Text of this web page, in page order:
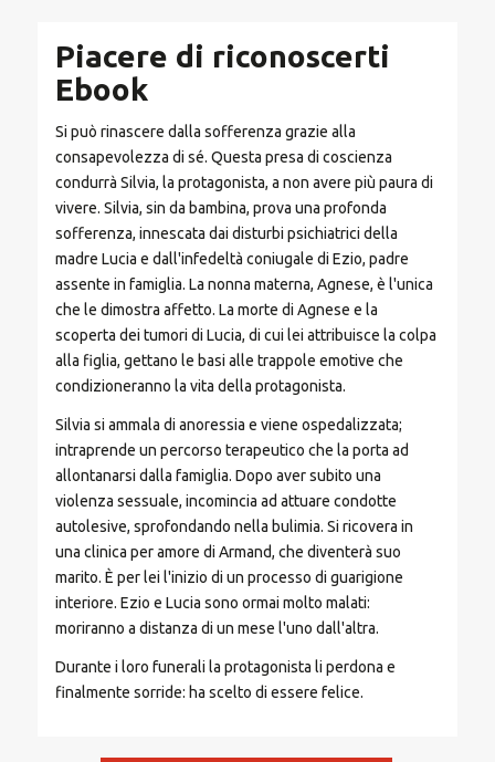
Piacere di riconoscerti
Ebook
Si può rinascere dalla sofferenza grazie alla
consapevolezza di sé. Questa presa di coscienza
condurrà Silvia, la protagonista, a non avere più paura di
vivere. Silvia, sin da bambina, prova una profonda
sofferenza, innescata dai disturbi psichiatrici della
madre Lucia e dall'infedeltà coniugale di Ezio, padre
assente in famiglia. La nonna materna, Agnese, è l'unica
che le dimostra affetto. La morte di Agnese e la
scoperta dei tumori di Lucia, di cui lei attribuisce la colpa
alla figlia, gettano le basi alle trappole emotive che
condizioneranno la vita della protagonista.
Silvia si ammala di anoressia e viene ospedalizzata;
intraprende un percorso terapeutico che la porta ad
allontanarsi dalla famiglia. Dopo aver subito una
violenza sessuale, incomincia ad attuare condotte
autolesive, sprofondando nella bulimia. Si ricovera in
una clinica per amore di Armand, che diventerà suo
marito. È per lei l'inizio di un processo di guarigione
interiore. Ezio e Lucia sono ormai molto malati:
moriranno a distanza di un mese l'uno dall'altra.
Durante i loro funerali la protagonista li perdona e
finalmente sorride: ha scelto di essere felice.